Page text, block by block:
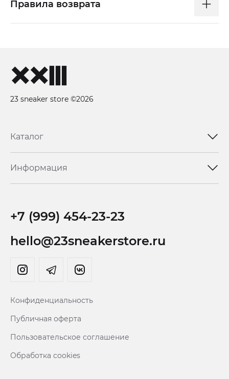
Правила возврата
23 sneaker store ©2026
Каталог
Информация
+7 (999) 454-23-23
hello@23sneakerstore.ru
Конфиденциальность
Публичная оферта
Пользовательское соглашение
Обработка cookies